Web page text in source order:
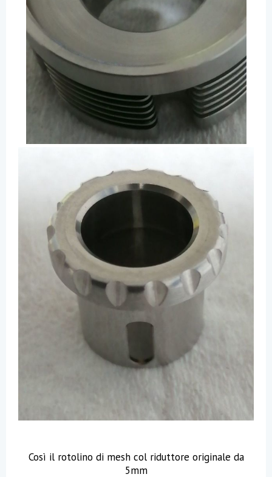
Così il rotolino di mesh col riduttore originale da
5mm